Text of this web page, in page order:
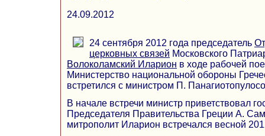
24.09.2012
24 сентября 2012 года председатель
церковных связей Московского
Волоколамский Иларион в ходе рабочей
Министерство национальной обороны
встретился с министром П.
В начале встречи министр приветствовал
Председателя Правительства Греции А.
митрополит Иларион встречался весной